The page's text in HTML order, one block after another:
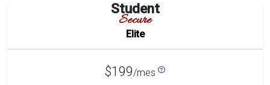
Student
Secure
Elite
$199/mes